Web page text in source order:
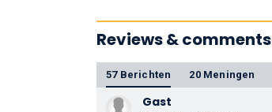
Reviews & comments
57 Berichten 20 Meningen
Gast